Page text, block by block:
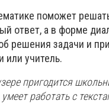
поможет
ответ, а в форме
решения задачи и
или учитель.
пригодится
работать с